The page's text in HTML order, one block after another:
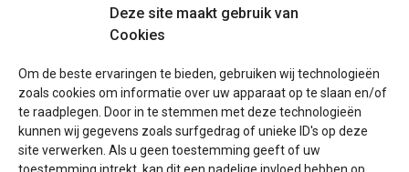
Deze site maakt gebruik van
Cookies
Om de beste ervaringen te bieden, gebruiken wij technologieën
zoals cookies om informatie over uw apparaat op te slaan en/of
te raadplegen. Door in te stemmen met deze technologieën
kunnen wij gegevens zoals surfgedrag of unieke ID's op deze
site verwerken. Als u geen toestemming geeft of uw
Sitemap
Blog
Voor eigenaren